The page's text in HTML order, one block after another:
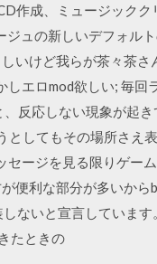
作成、ミュージックク
ジュの新しいデフォル
いけど我らが茶々茶さ
エロmod欲しい; 毎回
反応しない現象が起き
してもその場所さえ表
ージを見る限りゲー
便利な部分が多いから
ないと宣言しています
たときの